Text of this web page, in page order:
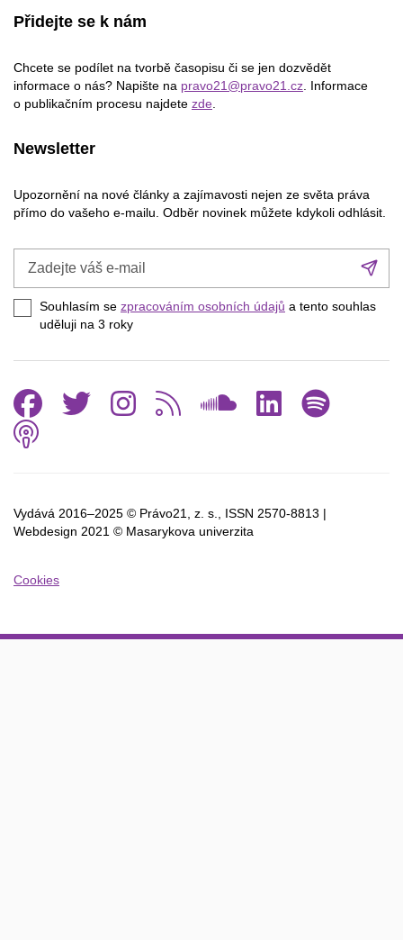
Přidejte se k nám
Chcete se podílet na tvorbě časopisu či se jen dozvědět
informace o nás? Napište na pravo21@pravo21.cz . Informace
o publikačním procesu najdete zde
Newsletter
Upozornění na nové články a zajímavosti nejen ze světa práva
přímo do vašeho e-mailu. Odběr novinek můžete kdykoli odhlásit.
e-
mail
Souhlasím se zpracováním osobních údajů a tento souhlas
uděluji na 3 roky
Vydává 2016–2025 © Právo21, z. s., ISSN 2570-8813 |
Webdesign 2021 © Masarykova univerzita
Cookies
Facebook
Twitter
Instagram
RSS
Podcast